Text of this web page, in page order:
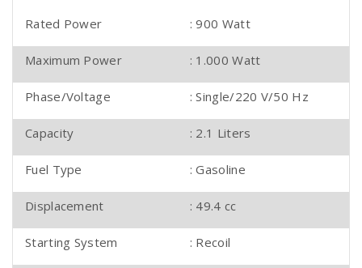
Rated Power : 900 Watt
Maximum Power : 1.000 Watt
Phase/Voltage : Single/220 V/50 Hz
Capacity : 2.1 Liters
Fuel Type : Gasoline
Displacement : 49.4 cc
Starting System : Recoil